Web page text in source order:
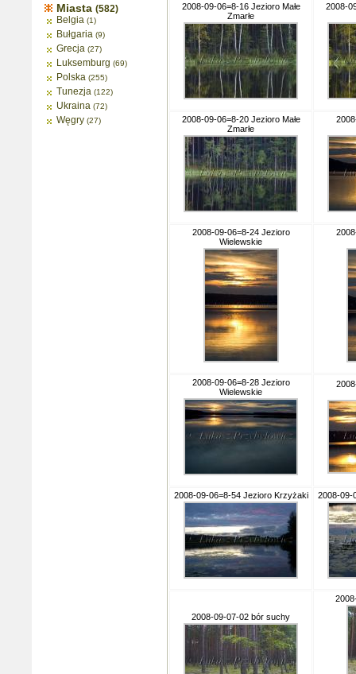
Miasta (582)
Belgia (1)
Bułgaria (9)
Grecja (27)
Luksemburg (69)
Polska (255)
Tunezja (122)
Ukraina (72)
Węgry (27)
2008-09-06=8-16 Jezioro Małe
Zmarłe
2008-
2008-09-06=8-20 Jezioro Małe
Zmarłe
2008-09-06=8-24 Jezioro
Wielewskie
2008-09-06=8-28 Jezioro
Wielewskie
2008-09-06=8-54 Jezioro Krzyżaki 2008-09-
2008-09-07-02 bór suchy